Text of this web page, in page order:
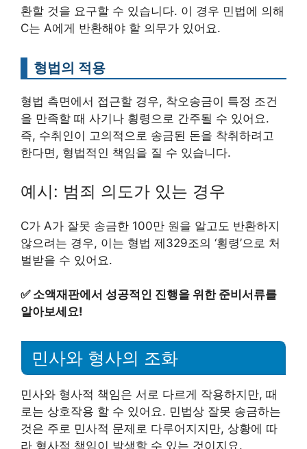
환할 것을 요구할 수 있습니다. 이 경우 민법에 의해
C는 A에게 반환해야 할 의무가 있어요.
형법의 적용
형법 측면에서 접근할 경우, 착오송금이 특정 조건
을 만족할 때 사기나 횡령으로 간주될 수 있어요.
즉, 수취인이 고의적으로 송금된 돈을 착취하려고
한다면, 형법적인 책임을 질 수 있습니다.
예시: 범죄 의도가 있는 경우
C가 A가 잘못 송금한 100만 원을 알고도 반환하지
않으려는 경우, 이는 형법 제329조의 ‘횡령’으로 처
벌받을 수 있어요.
✅ 소액재판에서 성공적인 진행을 위한 준비서류를
알아보세요!
민사와 형사의 조화
민사와 형사적 책임은 서로 다르게 작용하지만, 때
로는 상호작용 할 수 있어요. 민법상 잘못 송금하는
것은 주로 민사적 문제로 다루어지지만, 상황에 따
라 형사적 책임이 발생할 수 있는 것이지요.